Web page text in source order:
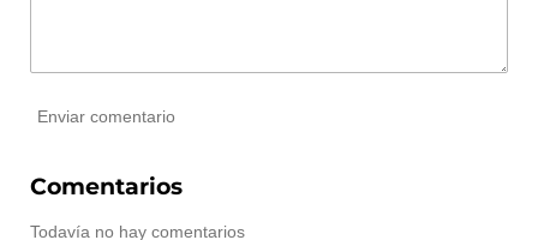
Enviar comentario
Comentarios
Todavía no hay comentarios